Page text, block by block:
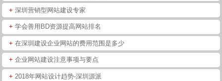
+ 深圳营销型网站建设专家
+ 学会善用BD资源提高网站排名
+ 在深圳建设企业网站的费用范围是多少
+ 企业网站建设注意事项与要点
+ 2018年网站设计趋势-深圳源派